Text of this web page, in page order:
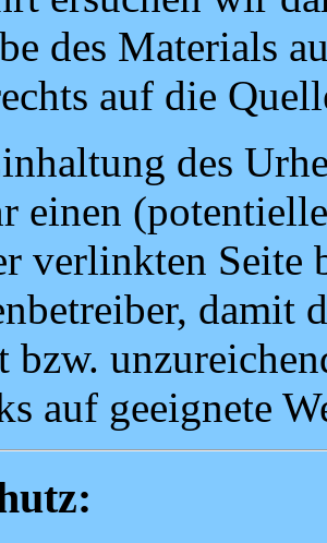
des Materials
auf die
des
einen
verlinkten Seite
damit
auf geeignete